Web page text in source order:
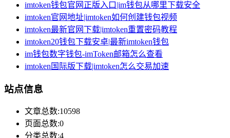
imtoken钱包官网正版入口|im钱包从哪里下载安全
imtoken官网地址|imtoken如何创建钱包视频
imtoken最新官网下载|imtoken重置密码教程
imtoken20钱包下载安卓|最新imtoken钱包
im钱包数字钱包-imToken邮箱怎么查看
imtoken国际版下载|imtoken怎么交易加速
站点信息
文章总数:10598
页面总数:0
分类总数:4